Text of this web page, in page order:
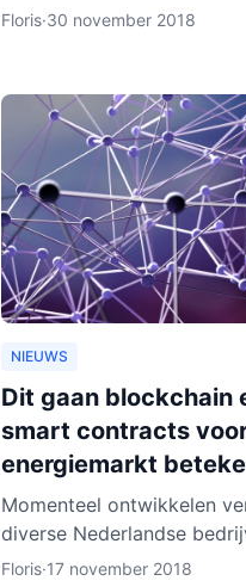
niemand onderuit. Hoewel
Floris·30 november 2018
NIEUWS
Dit gaan blockchain
smart contracts
energiemarkt
Momenteel ontwikkelen
diverse Nederlandse
in de blockchain
Floris·17 november 2018